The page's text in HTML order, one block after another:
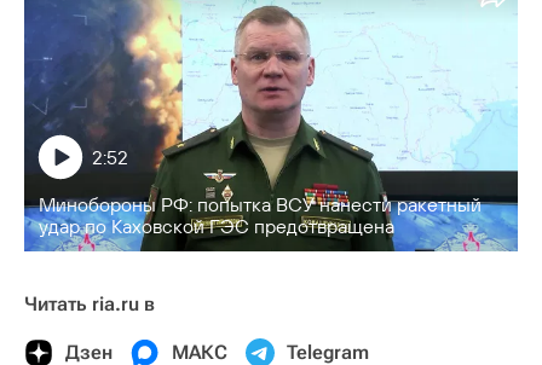
Минобороны РФ: попытка ВСУ нанести ракетный
удар по Каховской ГЭС предотвращена
2:52
Читать ria.ru в
Дзен МАКС Telegram